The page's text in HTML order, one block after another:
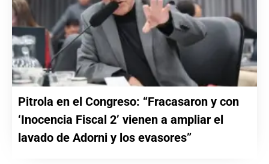
Pitrola en el Congreso: “Fracasaron y con
‘Inocencia Fiscal 2’ vienen a ampliar el
lavado de Adorni y los evasores”